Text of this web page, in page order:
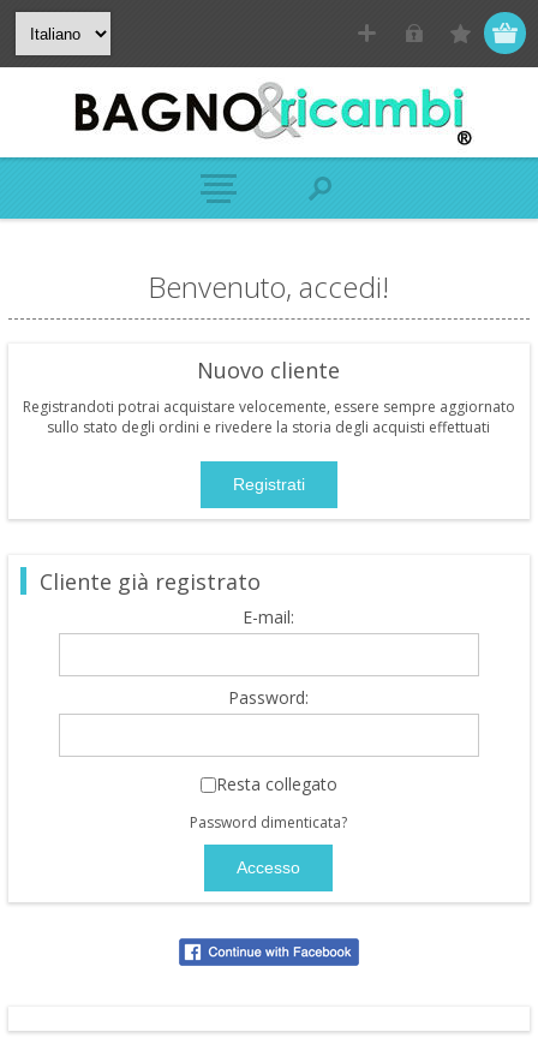
Benvenuto, accedi!
Nuovo cliente
Registrandoti potrai acquistare velocemente, essere sempre aggiornato
sullo stato degli ordini e rivedere la storia degli acquisti effettuati
Cliente già registrato
E-mail:
Password:
Resta collegato
Password dimenticata?